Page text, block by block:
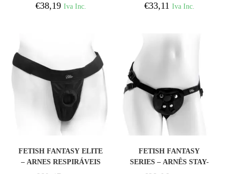
€38,19 Iva Inc. €33,11 Iva Inc.
FETISH FANTASY ELITE
– ARNES RESPIRÁVEIS
FETISH FANTASY
SERIES – ARNÊS STAY-